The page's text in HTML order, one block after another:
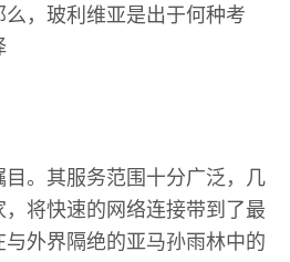
，玻利维亚是出于何种考
。其服务范围十分广泛，几
将快速的网络连接带到了最
外界隔绝的亚马孙雨林中的